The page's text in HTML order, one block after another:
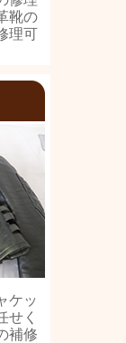
靴の
理可
ケッ
せく
補修